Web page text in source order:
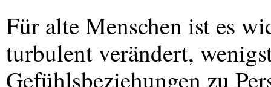
Für alte Menschen ist es
turbulent verändert,
Gefühlsbeziehungen zu